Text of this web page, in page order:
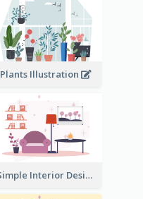
Plants Illustration
Simple Interior Design